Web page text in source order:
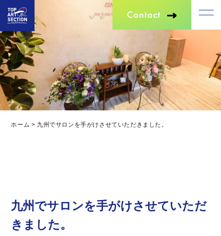
ホーム > 九州でサロンを手がけさせていただきました。
九州でサロンを手がけさせていただ
きました。